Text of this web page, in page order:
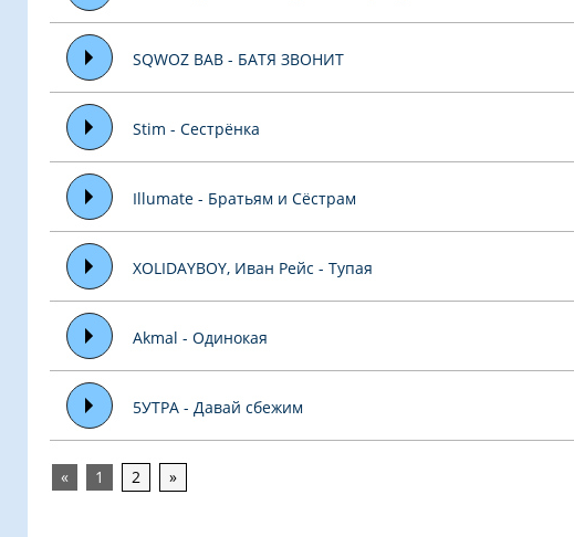
SQWOZ BAB - БАТЯ ЗВОНИТ
Stim - Сестрёнка
Illumate - Братьям и Сёстрам
XOLIDAYBOY, Иван Рейс - Тупая
Akmal - Одинокая
5УТРА - Давай сбежим
« 1 2 »